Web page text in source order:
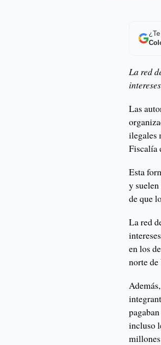
La red
Las
ilegales
Fiscalía
Esta
y
de que
La red
en los
norte
incluso